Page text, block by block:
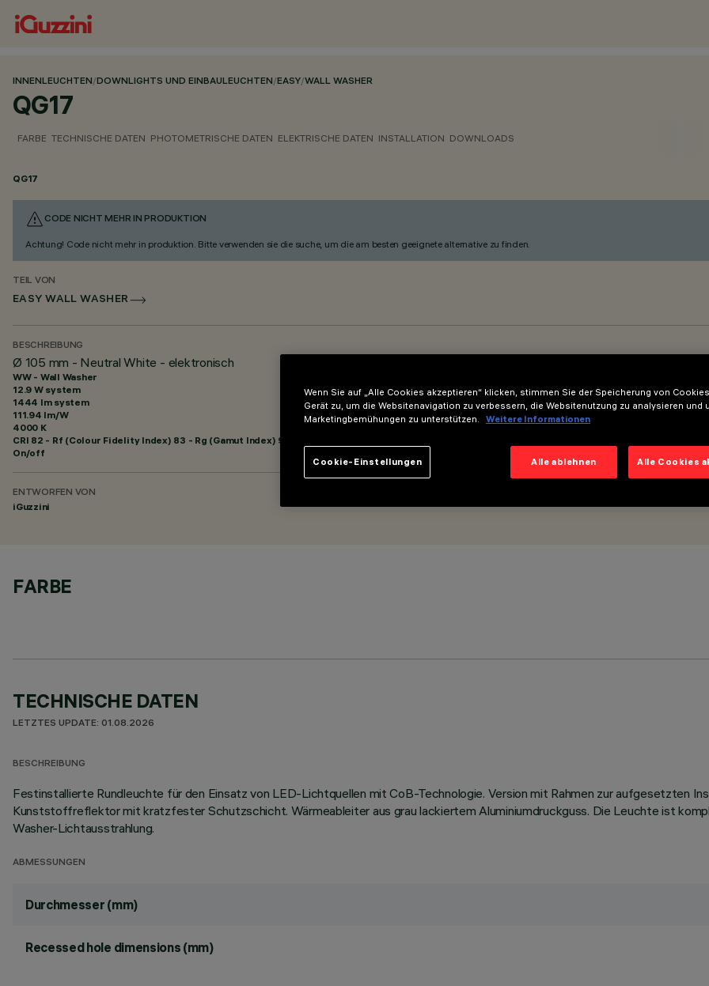
INNENLEUCHTEN/DOWNLIGHTS UND EINBAULEUCHTEN/EASY/WALL WASHER
QG17
FARBE TECHNISCHE DATEN PHOTOMETRISCHE DATEN ELEKTRISCHE DATEN INSTALLATION DOWNLOADS
QG17
CODE NICHT MEHR IN PRODUKTION
Achtung! Code nicht mehr in produktion. Bitte verwenden sie die suche, um die am besten geeignete alternative zu finden.
TEIL VON
EASY WALL WASHER
BESCHREIBUNG
Ø 105 mm - Neutral White - elektronisch
WW - Wall Washer
12.9 W system
1444 lm system
111.94 lm/W
4000 K
CRI 82 - Rf (Colour Fidelity Index) 83 - Rg (Gamut Index) 94
On/off
ENTWORFEN VON
iGuzzini
FARBE
TECHNISCHE DATEN
LETZTES UPDATE: 01.08.2026
BESCHREIBUNG
Festinstallierte Rundleuchte für den Einsatz von LED-Lichtquellen mit CoB-Technologie. Version mit Rahmen zur aufgesetzten
Kunststoffreflektor mit kratzfester Schutzschicht. Wärmeableiter aus grau lackiertem Aluminiumdruckguss. Die Leuchte ist
Washer-Lichtausstrahlung.
ABMESSUNGEN
Durchmesser (mm)
Recessed hole dimensions (mm)
Wenn Sie auf „Alle Cookies akzeptieren“ klicken, stimmen Sie der Speicherung von
Gerät zu, um die Websitenavigation zu verbessern, die Websitenutzung zu analysieren und
Marketingbemühungen zu unterstützen.
Weitere Informationen
Alle ablehnen Alle Cookies
Cookie-Einstellungen